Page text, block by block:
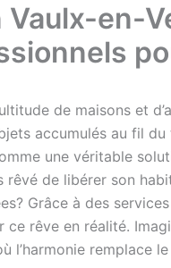
Vaulx-en-
de maisons et
accumulés au fil
une véritable
rêvé de libérer son
Grâce à des
rêve en réalité.
l’harmonie remplace